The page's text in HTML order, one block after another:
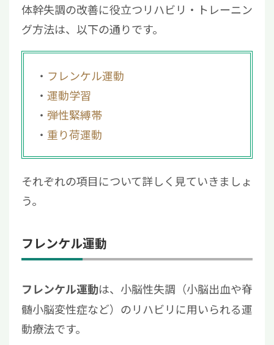
体幹失調の改善に役立つリハビリ・トレーニン
グ方法は、以下の通りです。
フレンケル運動
運動学習
弾性緊縛帯
重り荷運動
それぞれの項目について詳しく見ていきましょ
う。
フレンケル運動
フレンケル運動は、小脳性失調（小脳出血や脊
髄小脳変性症など）のリハビリに用いられる運
動療法です。